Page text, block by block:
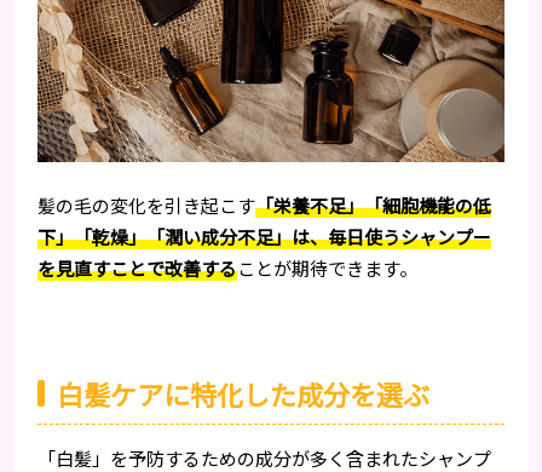
髪の毛の変化を引き起こす「栄養不足」「細胞機能の低
下」「乾燥」「潤い成分不足」は、毎日使うシャンプー
を見直すことで改善することが期待できます。
白髪ケアに特化した成分を選ぶ
「白髪」を予防するための成分が多く含まれたシャンプ